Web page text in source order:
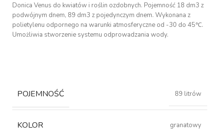
Donica Venus do kwiatów i roślin ozdobnych. Pojemność 18 dm3 z
podwójnym dnem, 89 dm3 z pojedynczym dnem. Wykonana z
polietylenu odpornego na warunki atmosferyczne od -30 do 45℃.
Umożliwia stworzenie systemu odprowadzania wody.
POJEMNOŚĆ 89 litrów
KOLOR granatowy